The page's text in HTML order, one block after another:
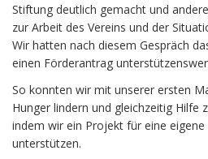
Stiftung deutlich gemacht und
zur Arbeit des Vereins und der
Wir hatten nach diesem Gespräch
einen Förderantrag
So konnten wir mit unserer ersten
Hunger lindern und gleichzeitig Hilfe
indem wir ein Projekt für eine
unterstützen.